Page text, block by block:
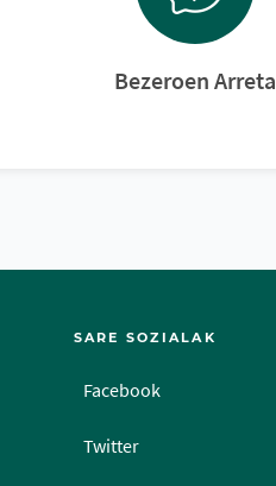
Bezeroen Arreta
SARE SOZIALAK
Facebook
Twitter